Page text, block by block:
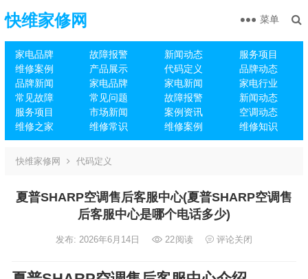
快维家修网
家电品牌 故障报警 新闻动态
服务项目
维修案例
产品展示 代码定义
品牌动态
品牌新闻
家电品牌 家电新闻
家电行业
常见故障
常见问题 故障报警
新闻动态
服务项目
市场新闻 案例资讯
空调动态
维修之家
维修常识 维修案例 维修知识
菜单
快维家修网 代码定义
夏普SHARP空调售后客服中心(夏普SHARP空调售
后客服中心是哪个电话多少)
发布: 2026年6月14日 22阅读 评论关闭